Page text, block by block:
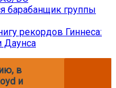
барабанщик группы
рекордов Гиннеса:
Даунса
в
и